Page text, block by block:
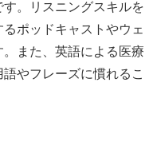
。リスニングスキルを
ポッドキャストやウェ
また、英語による医療
やフレーズに慣れるこ